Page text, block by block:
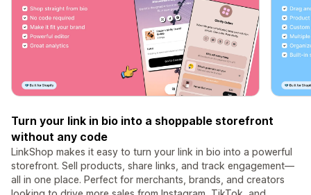
Turn your link in bio into a shoppable storefront
without any code
LinkShop makes it easy to turn your link in bio into a powerful
storefront. Sell products, share links, and track engagement—
all in one place. Perfect for merchants, brands, and creators